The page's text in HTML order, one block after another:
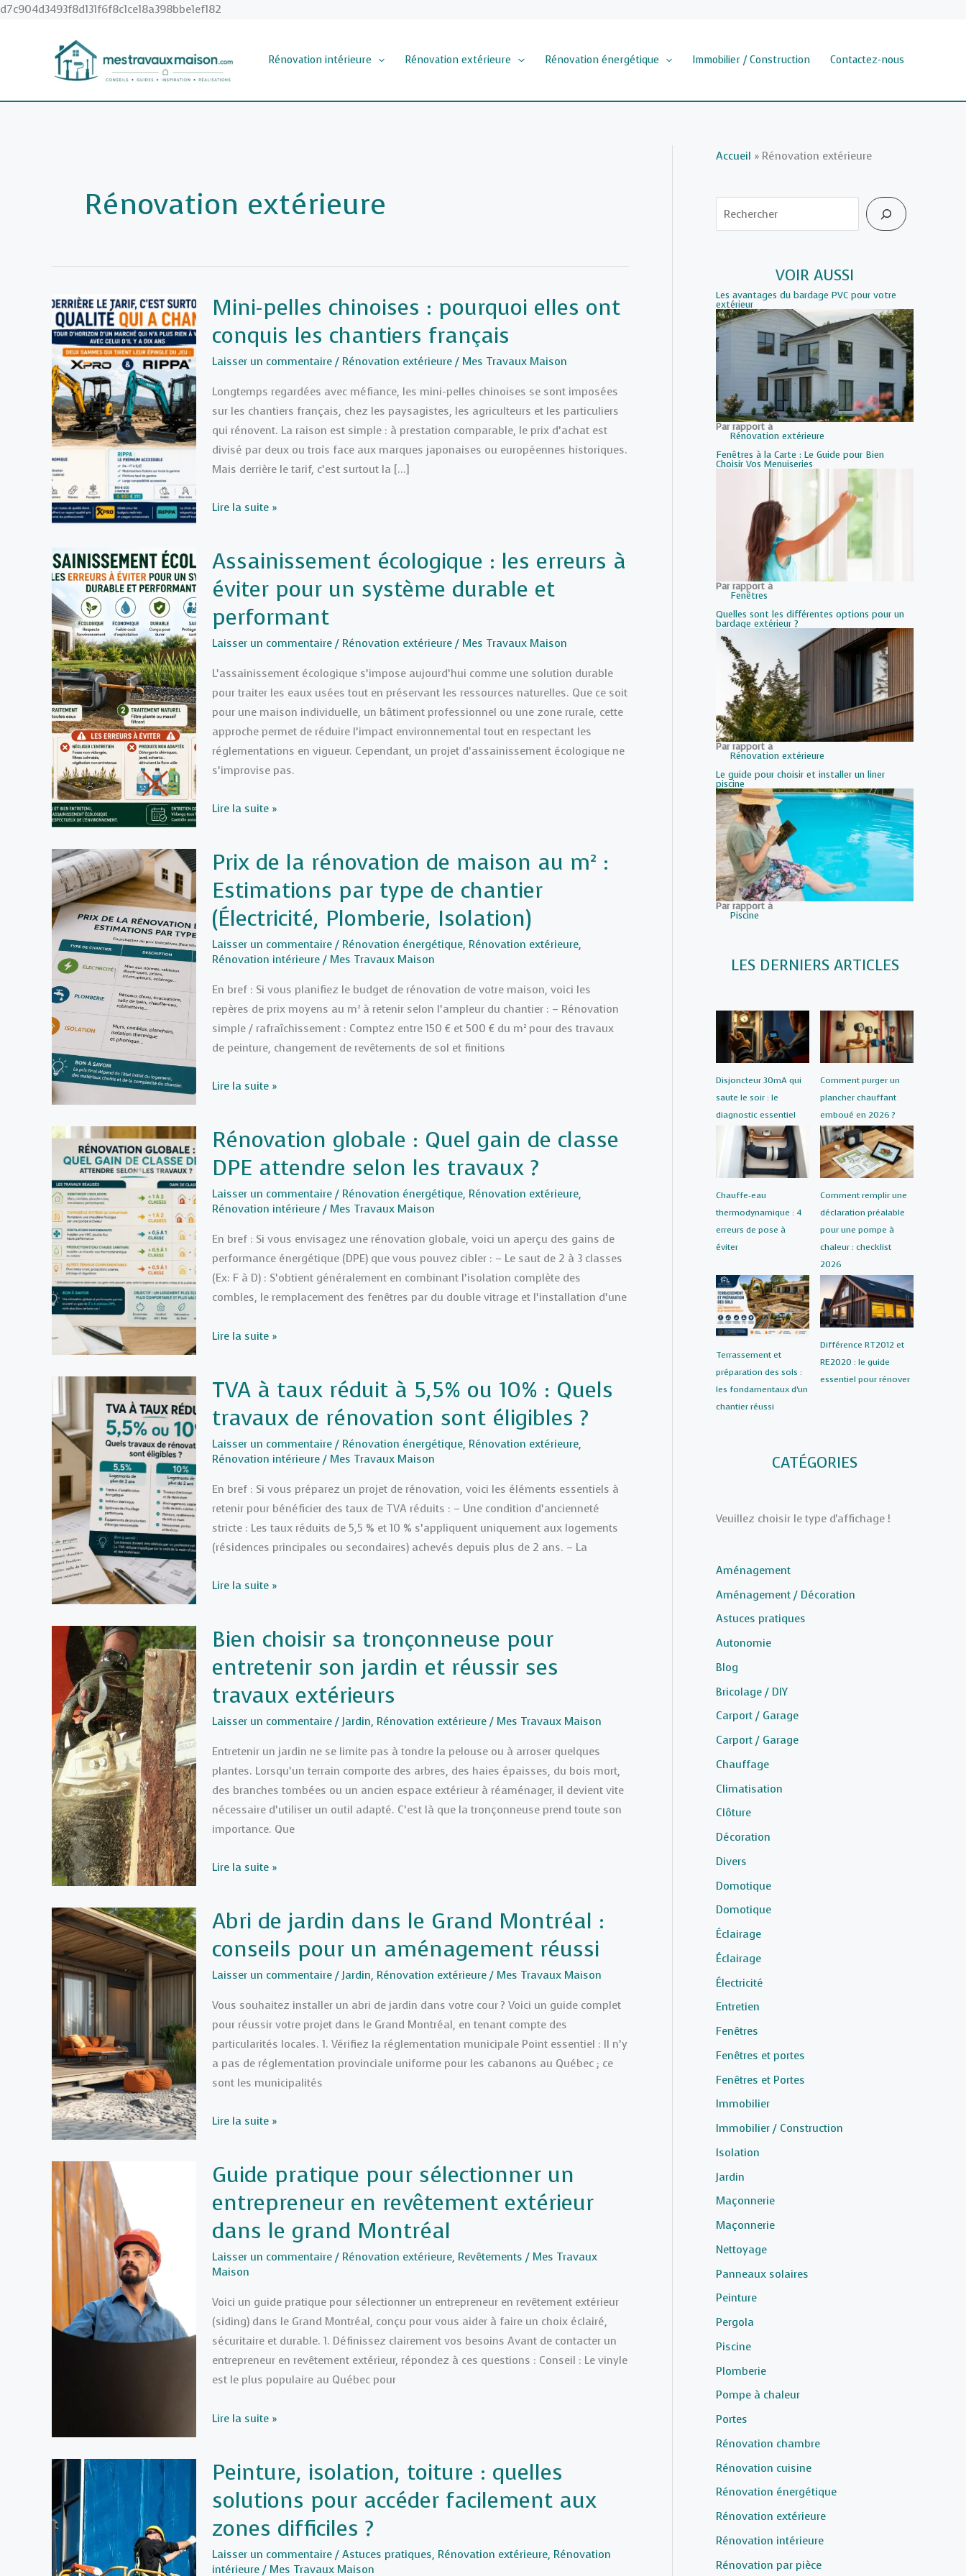
d7c904d3493f8d131f6f8c1ce18a398bbe1ef182
Rénovation intérieure Rénovation extérieure Rénovation énergétique Immobilier / Construction Contactez-nous
Rénovation extérieure
Mini-pelles chinoises : pourquoi elles ont
conquis les chantiers français
Laisser un commentaire / Rénovation extérieure / Mes Travaux Maison
Longtemps regardées avec méfiance, les mini-pelles chinoises se sont imposées
sur les chantiers français, chez les paysagistes, les agriculteurs et les particuliers
qui rénovent. La raison est simple : à prestation comparable, le prix d’achat est
divisé par deux ou trois face aux marques japonaises ou européennes historiques.
Mais derrière le tarif, c’est surtout la […]
Mini-
:
pourquoi
ont
conquis
chantiers
français
Lire la suite »
Assainissement écologique : les erreurs à
éviter pour un système durable et
performant
Laisser un commentaire / Rénovation extérieure / Mes Travaux Maison
L’assainissement écologique s’impose aujourd’hui comme une solution durable
pour traiter les eaux usées tout en préservant les ressources naturelles. Que ce soit
pour une maison individuelle, un bâtiment professionnel ou une zone rurale, cette
approche permet de réduire l’impact environnemental tout en respectant les
réglementations en vigueur. Cependant, un projet d’assainissement écologique ne
s’improvise pas.
Assainissement
les
erreurs
éviter
pour
un
système
durable
et
performant
Lire la suite »
Prix de la rénovation de maison au m² :
Estimations par type de chantier
(Électricité, Plomberie, Isolation)
Laisser un commentaire / Rénovation énergétique, Rénovation extérieure,
Rénovation intérieure / Mes Travaux Maison
En bref : Si vous planifiez le budget de rénovation de votre maison, voici les
repères de prix moyens au m² à retenir selon l’ampleur du chantier : – Rénovation
simple / rafraîchissement : Comptez entre 150 € et 500 € du m² pour des travaux
de peinture, changement de revêtements de sol et finitions
Prix
rénovation
de
au
:
Estimations
par
type
chantier
Plomberie,
Isolation)
Lire la suite »
Rénovation globale : Quel gain de classe
DPE attendre selon les travaux ?
Laisser un commentaire / Rénovation énergétique, Rénovation extérieure,
Rénovation intérieure / Mes Travaux Maison
En bref : Si vous envisagez une rénovation globale, voici un aperçu des gains de
performance énergétique (DPE) que vous pouvez cibler : – Le saut de 2 à 3 classes
(Ex: F à D) : S’obtient généralement en combinant l’isolation complète des
combles, le remplacement des fenêtres par du double vitrage et l’installation d’une
Rénovation
Quel
gain
classe
attendre
selon
les
travaux
Lire la suite »
TVA à taux réduit à 5,5% ou 10% : Quels
travaux de rénovation sont éligibles ?
Laisser un commentaire / Rénovation énergétique, Rénovation extérieure,
Rénovation intérieure / Mes Travaux Maison
En bref : Si vous préparez un projet de rénovation, voici les éléments essentiels à
retenir pour bénéficier des taux de TVA réduits : – Une condition d’ancienneté
stricte : Les taux réduits de 5,5 % et 10 % s’appliquent uniquement aux logements
(résidences principales ou secondaires) achevés depuis plus de 2 ans. – La
TVA
réduit
à
ou
10%
Quels
travaux
de
rénovation
sont
?
Lire la suite »
Bien choisir sa tronçonneuse pour
entretenir son jardin et réussir ses
travaux extérieurs
Laisser un commentaire / Jardin, Rénovation extérieure / Mes Travaux Maison
Entretenir un jardin ne se limite pas à tondre la pelouse ou à arroser quelques
plantes. Lorsqu’un terrain comporte des arbres, des haies épaisses, du bois mort,
des branches tombées ou un ancien espace extérieur à réaménager, il devient vite
nécessaire d’utiliser un outil adapté. C’est là que la tronçonneuse prend toute son
importance. Que
Bien
tronçonneuse
pour
son
jardin
et
réussir
ses
travaux
Lire la suite »
Abri de jardin dans le Grand Montréal :
conseils pour un aménagement réussi
Laisser un commentaire /Jardin, Rénovation extérieure / Mes Travaux Maison
Vous souhaitez installer un abri de jardin dans votre cour ? Voici un guide complet
pour réussir votre projet dans le Grand Montréal, en tenant compte des
particularités locales. 1. Vérifiez la réglementation municipale Point essentiel : Il n’y
a pas de réglementation provinciale uniforme pour les cabanons au Québec ; ce
sont les municipalités
Abri
dans
le
Montréal
:
conseils
pour
un
aménagement
réussi
Lire la suite »
Guide pratique pour sélectionner un
entrepreneur en revêtement extérieur
dans le grand Montréal
Laisser un commentaire / Rénovation extérieure, Revêtements / Mes Travaux
Maison
Voici un guide pratique pour sélectionner un entrepreneur en revêtement extérieur
(siding) dans le Grand Montréal, conçu pour vous aider à faire un choix éclairé,
sécuritaire et durable. 1. Définissez clairement vos besoins Avant de contacter un
entrepreneur en revêtement extérieur, répondez à ces questions : Conseil : Le vinyle
est le plus populaire au Québec pour
Guide
sélectionner
un
en
revêtement
extérieur
Lire la suite »
Peinture, isolation, toiture : quelles
solutions pour accéder facilement aux
zones difficiles ?
Laisser un commentaire /Astuces pratiques, Rénovation extérieure, Rénovation
intérieure / Mes Travaux Maison
Accueil » Rénovation extérieure
Rechercher
VOIR AUSSI
Les avantages du bardage PVC pour votre
extérieur
Par rapport à
Rénovation extérieure
Fenêtres à la Carte : Le Guide pour Bien
Choisir Vos Menuiseries
Par rapport à
Fenêtres
Quelles sont les différentes options pour un
bardage extérieur ?
Par rapport à
Rénovation extérieure
Le guide pour choisir et installer un liner
piscine
Par rapport à
Piscine
LES DERNIERS ARTICLES
Disjoncteur 30mA qui
saute le soir : le
diagnostic essentiel
Comment purger un
plancher chauffant
emboué en 2026 ?
Chauffe-eau
thermodynamique : 4
erreurs de pose à
éviter
Comment remplir une
déclaration préalable
pour une pompe à
chaleur : checklist
2026
Terrassement et
préparation des sols :
les fondamentaux d’un
chantier réussi
Différence RT2012 et
RE2020 : le guide
essentiel pour rénover
CATÉGORIES
Veuillez choisir le type d'affichage !
Aménagement
Aménagement / Décoration
Astuces pratiques
Autonomie
Blog
Bricolage / DIY
Carport / Garage
Carport / Garage
Chauffage
Climatisation
Clôture
Décoration
Divers
Domotique
Domotique
Éclairage
Éclairage
Électricité
Entretien
Fenêtres
Fenêtres et portes
Fenêtres et Portes
Immobilier
Immobilier / Construction
Isolation
Jardin
Maçonnerie
Maçonnerie
Nettoyage
Panneaux solaires
Peinture
Pergola
Piscine
Plomberie
Pompe à chaleur
Portes
Rénovation chambre
Rénovation cuisine
Rénovation énergétique
Rénovation extérieure
Rénovation intérieure
Rénovation par pièce